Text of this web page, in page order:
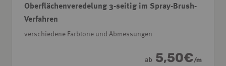
Oberflächenveredelung 3-seitig im Spray-Brush-
Verfahren
verschiedene Farbtöne und Abmessungen
ab 5,50€/m